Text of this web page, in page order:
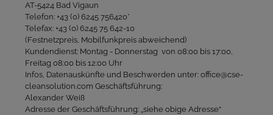
AT-5424 Bad Vigaun
Telefon: +43 (0) 6245 756420*
Telefax: +43 (0) 6245 75 642-10
(Festnetzpreis, Mobilfunkpreis abweichend)
Kundendienst: Montag - Donnerstag von 08:00 bis 17:00,
Freitag 08:00 bis 12:00 Uhr
Infos, Datenauskünfte und Beschwerden unter: office@cse-
cleansolution.com Geschäftsführung:
Alexander Weiß
Adresse der Geschäftsführung: „siehe obige Adresse“